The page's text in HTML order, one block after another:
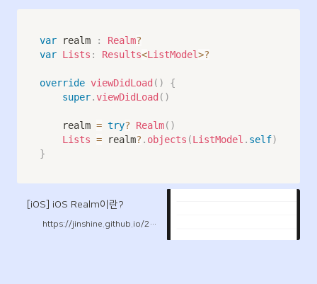
var realm : Realm?
var Lists : Results<ListModel>?
override viewDidLoad ( )
{
super.viewDidLoad ( )
		realm
= try? Realm( )
Lists = realm? . objects (ListModel . self)
}
[iOS] iOS Realm이란?
https://jinshine.github.io/2018/11/20/iOS/Realm%20%EC%82%AC%EC%9A%A9%EB%B0%A9%EB%B2%95/